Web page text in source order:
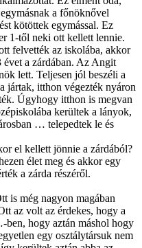
a főnöknővel
kötöttek egymással. Ez
1-től neki ott kellett lennie.
felvették az iskolába, akkor
a zárdában. Az Angit
lett. Teljesen jól beszéli a
jártak, itthon végezték nyáron
Úgyhogy itthon is megvan
kerültek a lányok,
… telepedtek le és
el kellett jönnie a zárdából?
élet meg és akkor egy
a zárda részéről.
is még nagyon magában
az volt az érdekes, hogy a
hogy aztán máshol hogy
egy osztálytársuk nem